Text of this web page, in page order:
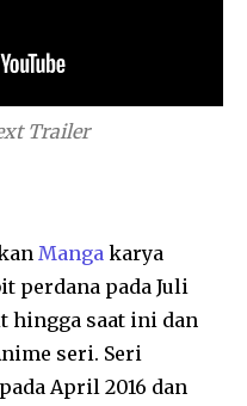
Trailer
Manga karya
perdana pada Juli
hingga saat ini dan
seri. Seri
April 2016 dan